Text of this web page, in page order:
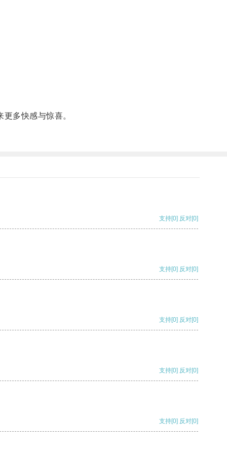
多快感与惊喜。
支持[0] 反对[0]
支持[0] 反对[0]
支持[0] 反对[0]
支持[0] 反对[0]
支持[0] 反对[0]